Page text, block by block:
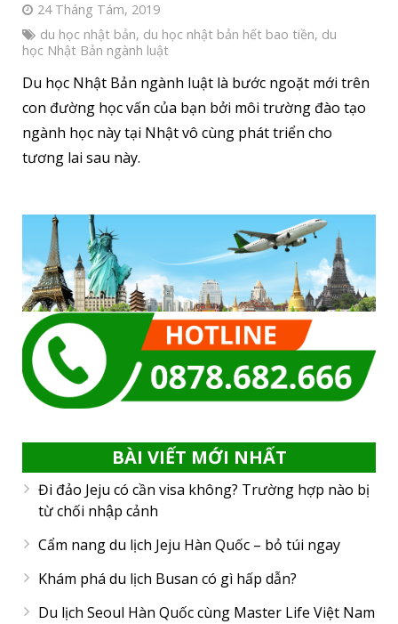
24 Tháng Tám, 2019
du học nhật bản, du học nhật bản hết bao tiền, du
học Nhật Bản ngành luật
Du học Nhật Bản ngành luật là bước ngoặt mới trên
con đường học vấn của bạn bởi môi trường đào tạo
ngành học này tại Nhật vô cùng phát triển cho
tương lai sau này.
BÀI VIẾT MỚI NHẤT
Đi đảo Jeju có cần visa không? Trường hợp nào bị
từ chối nhập cảnh
Cẩm nang du lịch Jeju Hàn Quốc – bỏ túi ngay
Khám phá du lịch Busan có gì hấp dẫn?
Du lịch Seoul Hàn Quốc cùng Master Life Việt Nam